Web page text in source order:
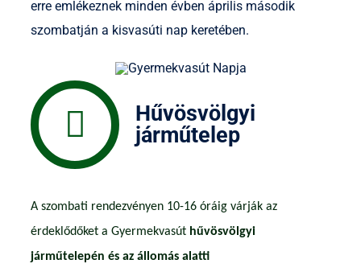
erre emlékeznek minden évben április második
szombatján a kisvasúti nap keretében.
Hűvösvölgyi
járműtelep
A szombati rendezvényen 10-16 óráig várják az
érdeklődőket a Gyermekvasút hűvösvölgyi
járműtelepén és az állomás alatti